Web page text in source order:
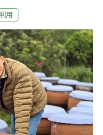
彼時，吉恩達尼擔任小
令吉恩達尼感到意外，
到巴西後，她創立了
立小農生產鏈，並在國
椒，尤其是咖啡等產
一度推遲，但在2023年
海關總署批准出口生咖
年7月，許可證再次
do Campo的出口許可是
用